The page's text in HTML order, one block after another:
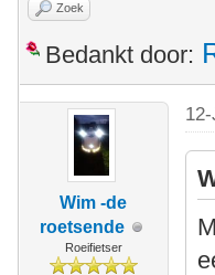
Zoek
Bedankt door:
Wim -de
roetsende
Roeifietser